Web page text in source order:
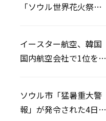
「ソウル世界花火祭り
イースター航空、韓国
国内航空会社で1位を記
ソウル市「猛暑重大警
報」が発令された4日、